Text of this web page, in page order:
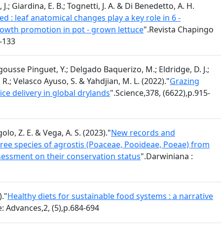
Giardina, E. B.; Tognetti, J. A. & Di Benedetto, A. H.
: leaf anatomical changes play a key role in 6 -
promotion in pot - grown lettuce".Revista Chapingo
Pinguet, Y.; Delgado Baquerizo, M.; Eldridge, D. J.;
Velasco Ayuso, S. & Yahdjian, M. L. (2022)."Grazing
delivery in global drylands".Science,378, (6622),p.915-
Z. E. & Vega, A. S. (2023)."New records and
species of agrostis (Poaceae, Pooideae, Poeae) from
on their conservation status".Darwiniana :
Healthy diets for sustainable food systems : a narrative
(5),p.684-694